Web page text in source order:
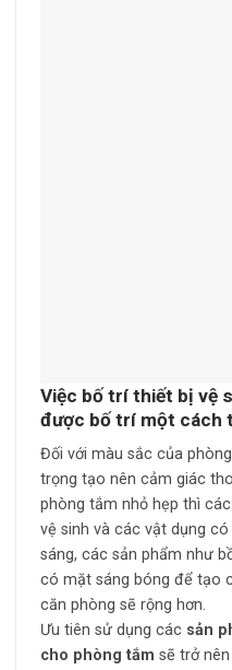
Việc bố trí thiết bị vệ
được bố trí một cách
Đối với màu sắc của
trọng tạo nên cảm giác
phòng tắm nhỏ hẹp thì
vệ sinh và các vật dụng
sáng, các sản phẩm như
có mặt sáng bóng để tạo
căn phòng sẽ rộng hơn.
Ưu tiên sử dụng các sản
cho phòng tắm sẽ trở